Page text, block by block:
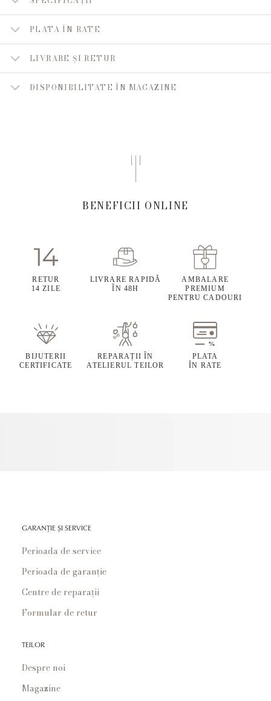
PLATA ÎN RATE
LIVRARE ȘI RETUR
DISPONIBILITATE ÎN MAGAZINE
BENEFICII ONLINE
RETUR
14 ZILE
LIVRARE RAPIDĂ
ÎN 48H
AMBALARE
PREMIUM
PENTRU CADOURI
BIJUTERII
CERTIFICATE
REPARAȚII ÎN
ATELIERUL TEILOR
PLATA
ÎN RATE
GARANȚIE ȘI SERVICE
Perioada de service
Perioada de garanție
Centre de reparații
Formular de retur
TEILOR
Despre noi
Magazine